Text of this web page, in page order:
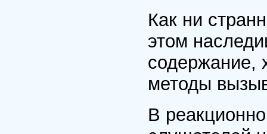
Как ни
этом
содержание,
методы
В